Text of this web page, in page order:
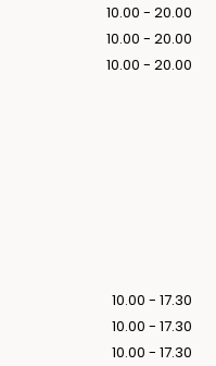
10.00 - 20.00
10.00 - 20.00
10.00 - 20.00
10.00 - 17.30
10.00 - 17.30
10.00 - 17.30